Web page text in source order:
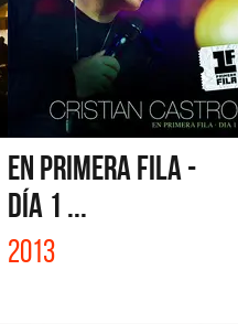
EN PRIMERA FILA -
DÍA 1 ...
2013